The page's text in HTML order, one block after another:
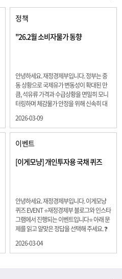
정책
"26.2월 소비자물가 동향
안녕하세요. 재정경제부입니다. 정부는 중
동 상황으로 국제유가 변동성이 확대된 만
큼, 석유류 가격과 수급상황을 면밀히 모니
터링하며 체감물가 안정을 위해 신속히 대
료품과 에너지를 제외하고 추세적 흐름을
보여주는 근원물가는 2.3% 상승 향후 지정
학적 요인, 기상여건 등 불확실성이 있는 만
큼, 정부는 체감물가 안정을 위해 총력을 다
할 계획입니다. 특히, 최근 중동 상황으로 국
제유가 변동성이 확대된 만큼, 석유류 가격･
다.
2026-03-09
이벤트
[이게모냥] 개인투자용 국채 퀴즈
안녕하세요. 재정경제부입니다. 이게모냥
퀴즈 EVENT ⭐재정경제부 블로그와 인스타
그램에서 진행되는 이벤트입니다⭐ 아래 문
제를 읽고 알맞은 정답을 선택해 주세요. ❓
을 보이고 있는 개인투자용 국채를 3월에는
2026-03-04